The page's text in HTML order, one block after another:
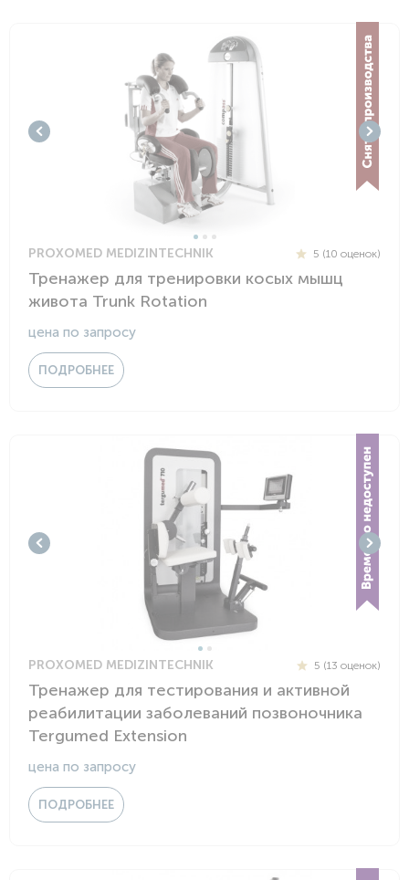
PROXOMED MEDIZINTECHNIK 5 (10 оценок)
Тренажер для тренировки косых мышц
живота Trunk Rotation
цена по запросу
ПОДРОБНЕЕ
PROXOMED MEDIZINTECHNIK 5 (13 оценок)
Тренажер для тестирования и активной
реабилитации заболеваний позвоночника
Tergumed Extension
цена по запросу
ПОДРОБНЕЕ